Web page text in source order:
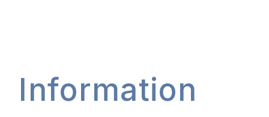
Information